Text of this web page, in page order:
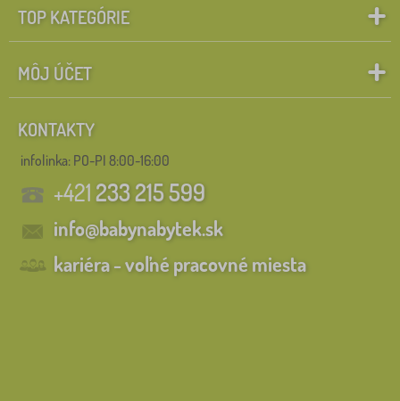
TOP KATEGÓRIE
MÔJ ÚČET
KONTAKTY
infolinka: PO-PI 8:00-16:00
+421233 215 599
info@babynabytek.sk
kariéra - voľné pracovné miesta